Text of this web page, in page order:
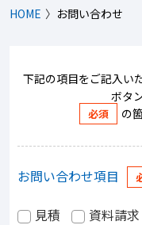
HOME お問い合わせ
下記の項目をご記入い
ボタ
の
お問い合わせ項目
見積 資料請求